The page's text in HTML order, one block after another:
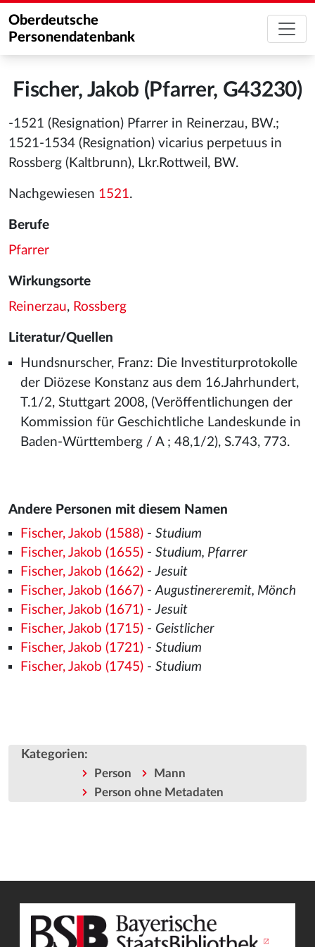
Oberdeutsche
Personendatenbank
Fischer, Jakob (Pfarrer, G43230)
-1521 (Resignation) Pfarrer in Reinerzau, BW.;
1521-1534 (Resignation) vicarius perpetuus in
Rossberg (Kaltbrunn), Lkr.Rottweil, BW.
Nachgewiesen 1521.
Berufe
Pfarrer
Wirkungsorte
Reinerzau, Rossberg
Literatur/Quellen
Hundsnurscher, Franz: Die Investiturprotokolle
der Diözese Konstanz aus dem 16.Jahrhundert,
T.1/2, Stuttgart 2008, (Veröffentlichungen der
Kommission für Geschichtliche Landeskunde in
Baden-Württemberg / A ; 48,1/2), S.743, 773.
Andere Personen mit diesem Namen
Fischer, Jakob (1588)- Studium
Fischer, Jakob (1655)- Studium, Pfarrer
Fischer, Jakob (1662)-Jesuit
Fischer, Jakob (1667)-Augustinereremit, Mönch
Fischer, Jakob (1671)-Jesuit
Fischer, Jakob (1715)- Geistlicher
Fischer, Jakob (1721)- Studium
Fischer, Jakob (1745)- Studium
Kategorien:
Person
Mann
Person ohne Metadaten